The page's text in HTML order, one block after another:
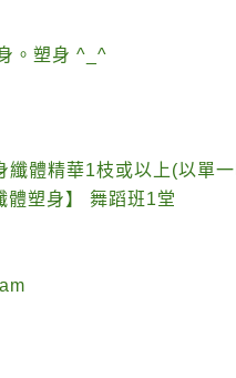
。塑身 ^_^
體精華1枝或以上(以單
塑身】 舞蹈班1堂